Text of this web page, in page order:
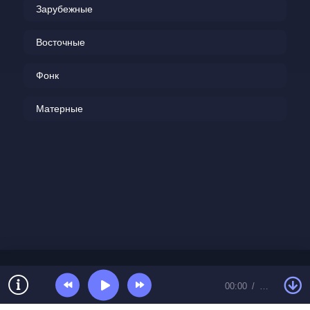
Зарубежные
Восточные
Фонк
Матерные
00:00